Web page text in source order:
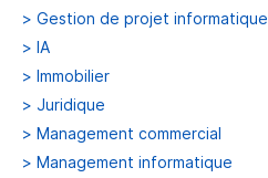
> Gestion de projet informatique
> IA
> Immobilier
> Juridique
> Management commercial
> Management informatique